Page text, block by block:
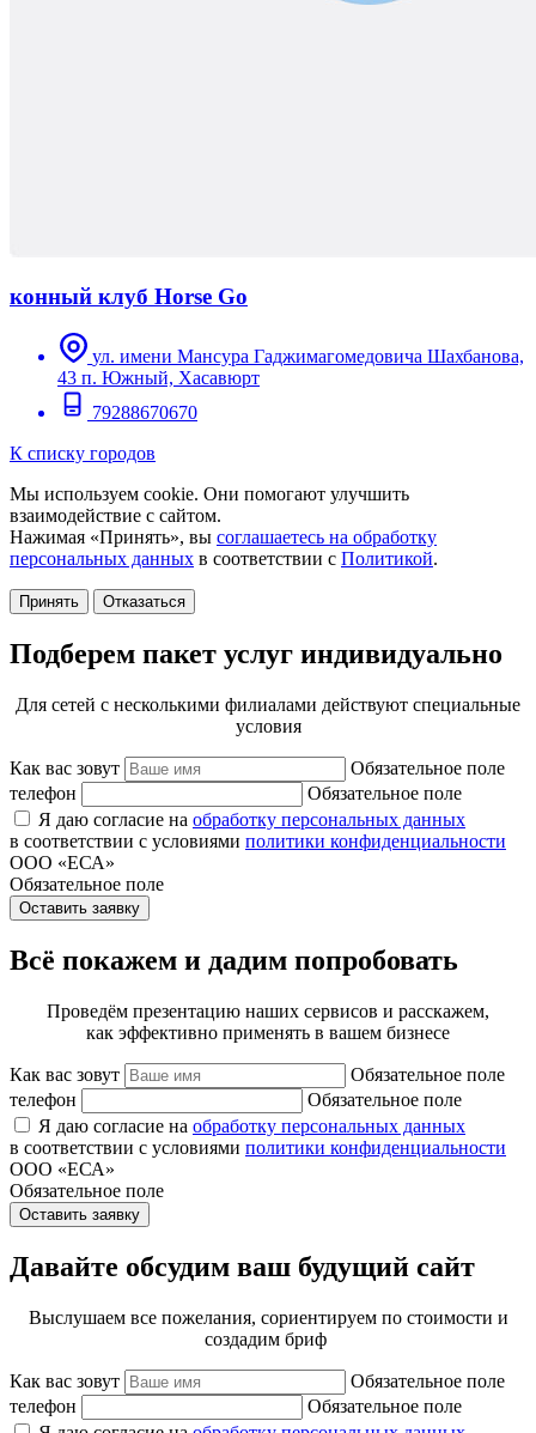
конный клуб Horse Go
ул. имени Мансура Гаджимагомедовича Шахбанова,
43 п. Южный, Хасавюрт
79288670670
К списку городов
Мы используем cookie. Они помогают улучшить
взаимодействие с сайтом.
Нажимая «Принять», вы соглашаетесь на обработку
персональных данных в соответствии с Политикой.
Принять Отказаться
Подберем пакет услуг индивидуально
Для сетей с несколькими филиалами действуют специальные
условия
Как вас зовут
Обязательное поле
телефон
Обязательное поле
Я даю согласие на обработку персональных данных
в соответствии с условиями политики конфиденциальности
ООО «ЕСА»
Обязательное поле
Оставить заявку
Всё покажем и дадим попробовать
Проведём презентацию наших сервисов и расскажем,
как эффективно применять в вашем бизнесе
Как вас зовут
Обязательное поле
телефон
Обязательное поле
Я даю согласие на обработку персональных данных
в соответствии с условиями политики конфиденциальности
ООО «ЕСА»
Обязательное поле
Оставить заявку
Давайте обсудим ваш будущий сайт
Выслушаем все пожелания, сориентируем по стоимости и
создадим бриф
Как вас зовут
Обязательное поле
телефон
Обязательное поле